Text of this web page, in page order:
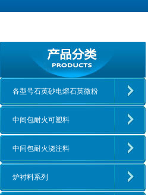
各型号石英砂电熔石英微粉
中间包耐火可塑料
中间包耐火浇注料
炉衬料系列